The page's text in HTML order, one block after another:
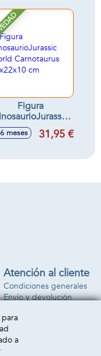
Figura
Carnotaurus
22x22x10 cm
meses 31,95 €
Atención al cliente
Condiciones generales
Envío y devolución
a